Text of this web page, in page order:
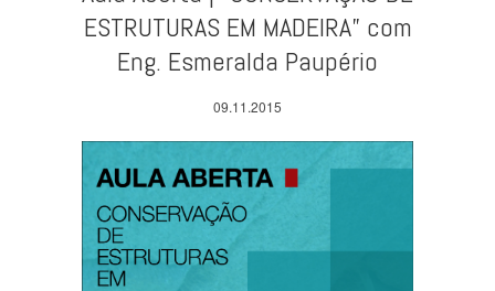
ESTRUTURAS EM MADEIRA” com
Eng. Esmeralda Paupério
09.11.2015